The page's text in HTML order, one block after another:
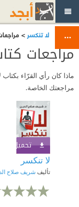
لا تنكسر>
مراجعات
ماذا كان رأي القرّاء
مراجعتك الخاصة.
تحميل
لا تنكسر
تأليف شريف صلاح